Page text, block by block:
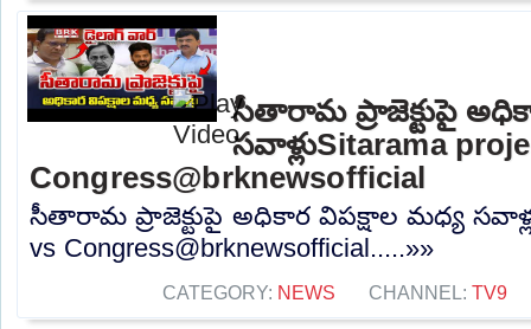
సీతారామ ప్రాజెక్టుపై
సవాళ్లుSitarama
Congress@brknewsofficial
సీతారామ ప్రాజెక్టుపై అధికార విపక్షాల మధ్య
vs Congress@brknewsofficial.....»»
CATEGORY: NEWS CHANNEL: TV9